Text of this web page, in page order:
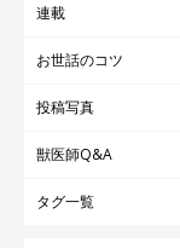
連載
お世話のコツ
投稿写真
獣医師Q&A
タグ一覧